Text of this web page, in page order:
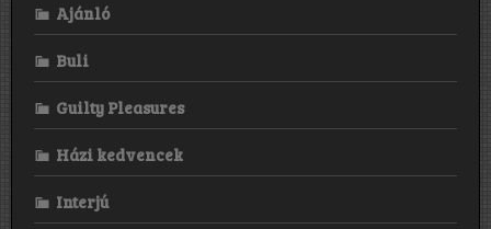
for
first
album.
Actually,
there
was
a
Ajánló
Buli
Guilty Pleasures
Házi kedvencek
Interjú